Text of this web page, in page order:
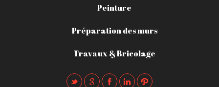
Peinture
Préparation des murs
Travaux & Bricolage